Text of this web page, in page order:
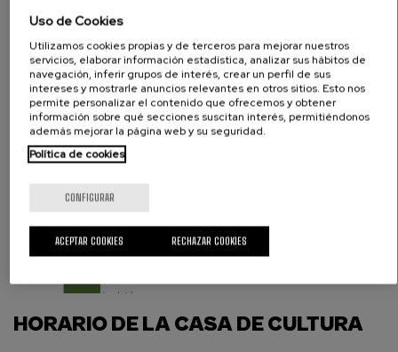
HORARIO DE LA CASA DE CULTURA
Uso de Cookies
Utilizamos cookies propias y de terceros para mejorar nuestros
servicios, elaborar información estadística, analizar sus hábitos de
navegación, inferir grupos de interés, crear un perfil de sus
intereses y mostrarle anuncios relevantes en otros sitios. Esto nos
permite personalizar el contenido que ofrecemos y obtener
información sobre qué secciones suscitan interés, permitiéndonos
además mejorar la página web y su seguridad.
Política de cookies
CONFIGURAR
RECHAZAR COOKIES
ACEPTAR COOKIES